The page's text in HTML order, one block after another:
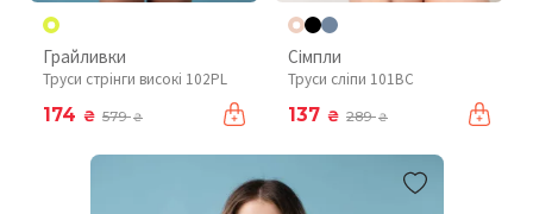
Грайливки
Труси стрінги високі 102PL
174 ₴ 579₴
Сімпли
Труси сліпи 101BC
137 ₴ 289₴